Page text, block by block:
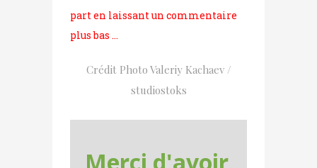
part en laissant un commentaire
plus bas …
Crédit Photo Valeriy Kachaev /
studiostoks